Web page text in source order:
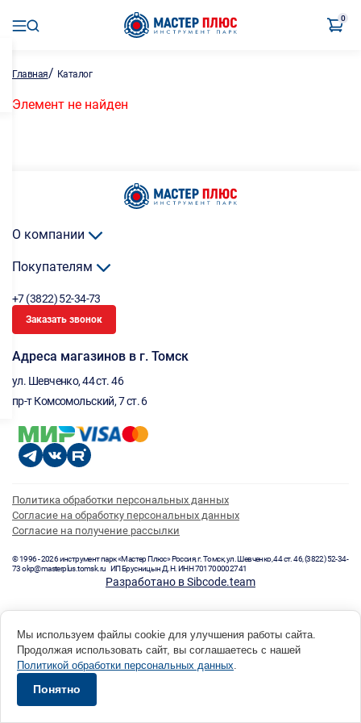
0
Главная/ Каталог
Элемент не найден
О компании
Покупателям
+7 (3822) 52-34-73
Заказать звонок
Адреса магазинов в г. Томск
ул. Шевченко, 44 ст. 46
пр-т Комсомольский, 7 ст. 6
Политика обработки персональных данных
Согласие на обработку персональных данных
Согласие на получение рассылки
© 1996 - 2026 инструмент парк «Мастер Плюс» Россия, г. Томск, ул. Шевченко, 44 ст. 46, (3822) 52-34-
73 okp@masterplus.tomsk.ru ИП Брусницын Д.Н. ИНН 701700002741
Разработано в Sibcode.team
Мы используем файлы cookie для улучшения работы сайта.
Продолжая использовать сайт, вы соглашаетесь с нашей
Политикой обработки персональных данных.
Понятно